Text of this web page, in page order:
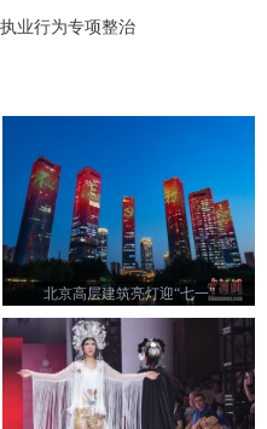
业行为专项整治
北京高层建筑亮灯迎“七一”